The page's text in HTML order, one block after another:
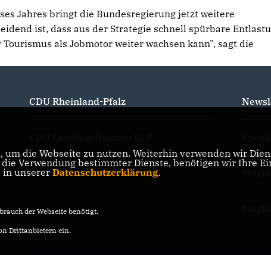
Jahres bringt die Bundesregierung jetzt weitere
ist, dass aus der Strategie schnell spürbare
als Jobmotor weiter wachsen kann", sagt die
CDU Rheinland-Pfalz
CDU Deutschland
um die Webseite zu nutzen. Weiterhin verwenden wir
Verwendung bestimmter Dienste, benötigen wir Ihre
in unserer Datenschutzerklärung.
der Webseite benötigt.
Drittanbietern ein.